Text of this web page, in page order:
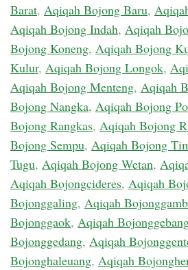
Barat, Aqiqah Bojong Baru,
Aqiqah Bojong Indah, Aqiqah
Bojong Koneng, Aqiqah Bojong
Kulur, Aqiqah Bojong Longok,
Aqiqah Bojong Menteng, Aqiqah
Bojong Nangka, Aqiqah Bojong
Bojong Rangkas, Aqiqah Bojong
Bojong Sempu, Aqiqah Bojong
Tugu, Aqiqah Bojong Wetan,
Aqiqah Bojongcideres, Aqiqah
Bojonggaling, Aqiqah
Bojonggaok, Aqiqah
Bojonggedang, Aqiqah
Bojonghaleuang, Aqiqah